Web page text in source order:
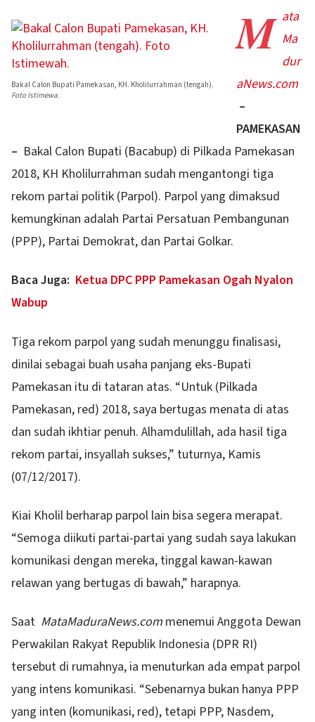
Bakal Calon Bupati Pamekasan, KH. Kholilurrahman (tengah).
Foto Istimewa.
M ata
Ma
dur
aNews.com
–
PAMEKASAN
– Bakal Calon Bupati (Bacabup) di Pilkada Pamekasan
2018, KH Kholilurrahman sudah mengantongi tiga
rekom partai politik (Parpol). Parpol yang dimaksud
kemungkinan adalah Partai Persatuan Pembangunan
(PPP), Partai Demokrat, dan Partai Golkar.
Baca Juga: Ketua DPC PPP Pamekasan Ogah Nyalon
Wabup
Tiga rekom parpol yang sudah menunggu finalisasi,
dinilai sebagai buah usaha panjang eks-Bupati
Pamekasan itu di tataran atas. “Untuk (Pilkada
Pamekasan, red) 2018, saya bertugas menata di atas
dan sudah ikhtiar penuh. Alhamdulillah, ada hasil tiga
rekom partai, insyallah sukses,” tuturnya, Kamis
(07/12/2017).
Kiai Kholil berharap parpol lain bisa segera merapat.
“Semoga diikuti partai-partai yang sudah saya lakukan
komunikasi dengan mereka, tinggal kawan-kawan
relawan yang bertugas di bawah,” harapnya.
Saat MataMaduraNews.com menemui Anggota Dewan
Perwakilan Rakyat Republik Indonesia (DPR RI)
tersebut di rumahnya, ia menuturkan ada empat parpol
yang intens komunikasi. “Sebenarnya bukan hanya PPP
yang inten (komunikasi, red), tetapi PPP, Nasdem,